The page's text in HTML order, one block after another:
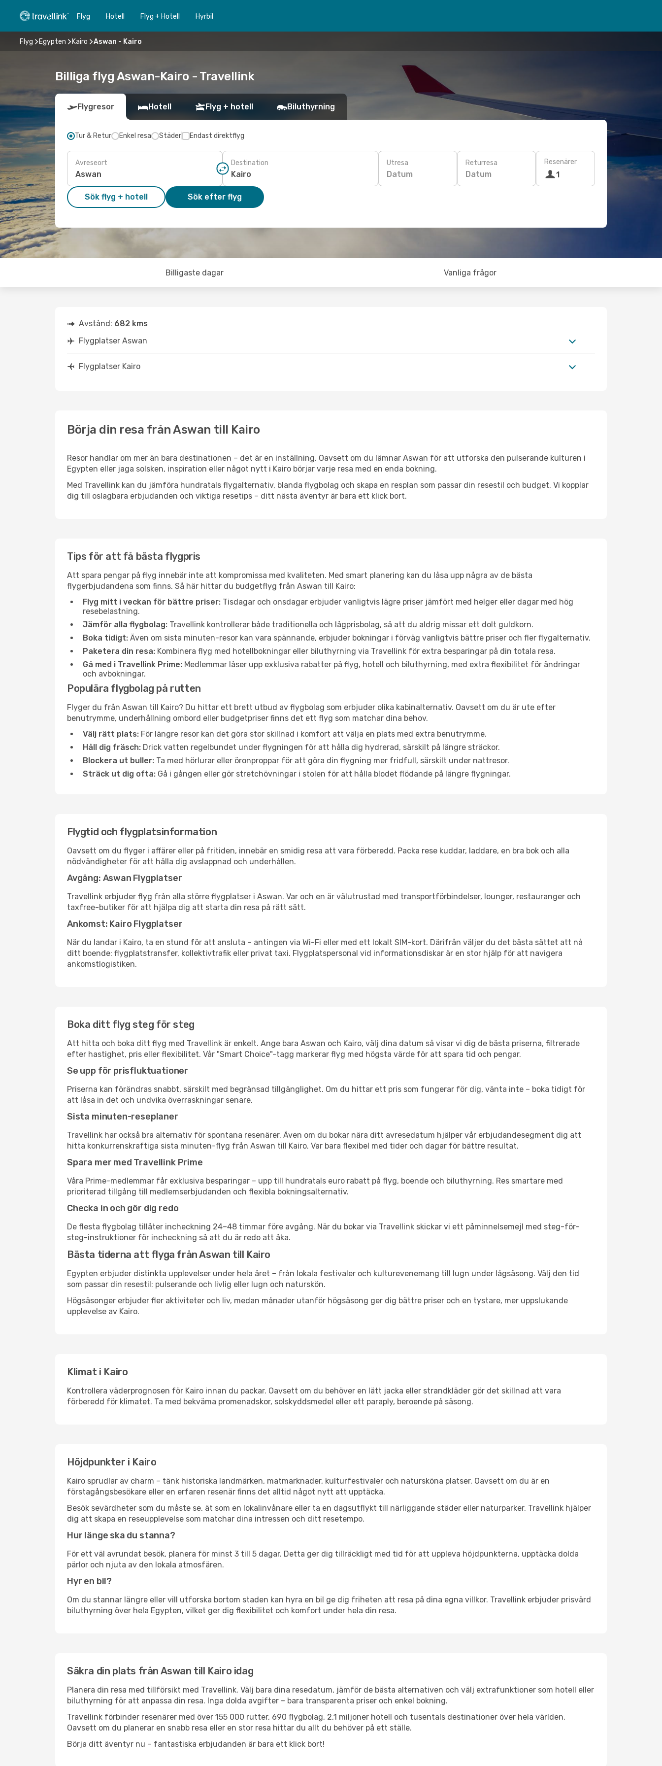
Flyg Hotell Flyg + Hotell Hyrbil
Flyg Egypten Kairo Aswan - Kairo
Billiga flyg Aswan-Kairo - Travellink
Flygresor Hotell Flyg + hotell Biluthyrning
Tur & Retur Enkel resa Städer Endast direktflyg
Avreseort Destination Utresa
Datum
Returresa
Datum
Resenärer
1
Sök flyg + hotell Sök efter flyg
Billigaste dagar Vanliga frågor
Avstånd: 682 kms
Flygplatser Aswan
Flygplatser Kairo
Börja din resa från Aswan till Kairo
Resor handlar om mer än bara destinationen – det är en inställning. Oavsett om du lämnar Aswan för att utforska den pulserande kulturen i
Egypten eller jaga solsken, inspiration eller något nytt i Kairo börjar varje resa med en enda bokning.
Med Travellink kan du jämföra hundratals flygalternativ, blanda flygbolag och skapa en resplan som passar din resestil och budget. Vi kopplar
dig till oslagbara erbjudanden och viktiga resetips – ditt nästa äventyr är bara ett klick bort.
Tips för att få bästa flygpris
Att spara pengar på flyg innebär inte att kompromissa med kvaliteten. Med smart planering kan du låsa upp några av de bästa
flygerbjudandena som finns. Så här hittar du budgetflyg från Aswan till Kairo:
Flyg mitt i veckan för bättre priser: Tisdagar och onsdagar erbjuder vanligtvis lägre priser jämfört med helger eller dagar med hög
resebelastning.
Jämför alla flygbolag: Travellink kontrollerar både traditionella och lågprisbolag, så att du aldrig missar ett dolt guldkorn.
Boka tidigt: Även om sista minuten-resor kan vara spännande, erbjuder bokningar i förväg vanligtvis bättre priser och fler flygalternativ.
Paketera din resa: Kombinera flyg med hotellbokningar eller biluthyrning via Travellink för extra besparingar på din totala resa.
Gå med i Travellink Prime: Medlemmar låser upp exklusiva rabatter på flyg, hotell och biluthyrning, med extra flexibilitet för ändringar
och avbokningar.
Populära flygbolag på rutten
Flyger du från Aswan till Kairo? Du hittar ett brett utbud av flygbolag som erbjuder olika kabinalternativ. Oavsett om du är ute efter
benutrymme, underhållning ombord eller budgetpriser finns det ett flyg som matchar dina behov.
Välj rätt plats: För längre resor kan det göra stor skillnad i komfort att välja en plats med extra benutrymme.
Håll dig fräsch: Drick vatten regelbundet under flygningen för att hålla dig hydrerad, särskilt på längre sträckor.
Blockera ut buller: Ta med hörlurar eller öronproppar för att göra din flygning mer fridfull, särskilt under nattresor.
Sträck ut dig ofta: Gå i gången eller gör stretchövningar i stolen för att hålla blodet flödande på längre flygningar.
Flygtid och flygplatsinformation
Oavsett om du flyger i affärer eller på fritiden, innebär en smidig resa att vara förberedd. Packa rese kuddar, laddare, en bra bok och alla
nödvändigheter för att hålla dig avslappnad och underhållen.
Avgång: Aswan Flygplatser
Travellink erbjuder flyg från alla större flygplatser i Aswan. Var och en är välutrustad med transportförbindelser, lounger, restauranger och
taxfree-butiker för att hjälpa dig att starta din resa på rätt sätt.
Ankomst: Kairo Flygplatser
När du landar i Kairo, ta en stund för att ansluta – antingen via Wi-Fi eller med ett lokalt SIM-kort. Därifrån väljer du det bästa sättet att nå
ditt boende: flygplatstransfer, kollektivtrafik eller privat taxi. Flygplatspersonal vid informationsdiskar är en stor hjälp för att navigera
ankomstlogistiken.
Boka ditt flyg steg för steg
Att hitta och boka ditt flyg med Travellink är enkelt. Ange bara Aswan och Kairo, välj dina datum så visar vi dig de bästa priserna, filtrerade
efter hastighet, pris eller flexibilitet. Vår "Smart Choice"-tagg markerar flyg med högsta värde för att spara tid och pengar.
Se upp för prisfluktuationer
Priserna kan förändras snabbt, särskilt med begränsad tillgänglighet. Om du hittar ett pris som fungerar för dig, vänta inte – boka tidigt för
att låsa in det och undvika överraskningar senare.
Sista minuten-reseplaner
Travellink har också bra alternativ för spontana resenärer. Även om du bokar nära ditt avresedatum hjälper vår erbjudandesegment dig att
hitta konkurrenskraftiga sista minuten-flyg från Aswan till Kairo. Var bara flexibel med tider och dagar för bättre resultat.
Spara mer med Travellink Prime
Våra Prime-medlemmar får exklusiva besparingar – upp till hundratals euro rabatt på flyg, boende och biluthyrning. Res smartare med
prioriterad tillgång till medlemserbjudanden och flexibla bokningsalternativ.
Checka in och gör dig redo
De flesta flygbolag tillåter incheckning 24–48 timmar före avgång. När du bokar via Travellink skickar vi ett påminnelsemejl med steg-för-
steg-instruktioner för incheckning så att du är redo att åka.
Bästa tiderna att flyga från Aswan till Kairo
Egypten erbjuder distinkta upplevelser under hela året – från lokala festivaler och kulturevenemang till lugn under lågsäsong. Välj den tid
som passar din resestil: pulserande och livlig eller lugn och naturskön.
Högsäsonger erbjuder fler aktiviteter och liv, medan månader utanför högsäsong ger dig bättre priser och en tystare, mer uppslukande
upplevelse av Kairo.
Klimat i Kairo
Kontrollera väderprognosen för Kairo innan du packar. Oavsett om du behöver en lätt jacka eller strandkläder gör det skillnad att vara
förberedd för klimatet. Ta med bekväma promenadskor, solskyddsmedel eller ett paraply, beroende på säsong.
Höjdpunkter i Kairo
Kairo sprudlar av charm – tänk historiska landmärken, matmarknader, kulturfestivaler och natursköna platser. Oavsett om du är en
förstagångsbesökare eller en erfaren resenär finns det alltid något nytt att upptäcka.
Besök sevärdheter som du måste se, ät som en lokalinvånare eller ta en dagsutflykt till närliggande städer eller naturparker. Travellink hjälper
dig att skapa en reseupplevelse som matchar dina intressen och ditt resetempo.
Hur länge ska du stanna?
För ett väl avrundat besök, planera för minst 3 till 5 dagar. Detta ger dig tillräckligt med tid för att uppleva höjdpunkterna, upptäcka dolda
pärlor och njuta av den lokala atmosfären.
Hyr en bil?
Om du stannar längre eller vill utforska bortom staden kan hyra en bil ge dig friheten att resa på dina egna villkor. Travellink erbjuder prisvärd
biluthyrning över hela Egypten, vilket ger dig flexibilitet och komfort under hela din resa.
Säkra din plats från Aswan till Kairo idag
Planera din resa med tillförsikt med Travellink. Välj bara dina resedatum, jämför de bästa alternativen och välj extrafunktioner som hotell eller
biluthyrning för att anpassa din resa. Inga dolda avgifter – bara transparenta priser och enkel bokning.
Travellink förbinder resenärer med över 155 000 rutter, 690 flygbolag, 2,1 miljoner hotell och tusentals destinationer över hela världen.
Oavsett om du planerar en snabb resa eller en stor resa hittar du allt du behöver på ett ställe.
Börja ditt äventyr nu – fantastiska erbjudanden är bara ett klick bort!